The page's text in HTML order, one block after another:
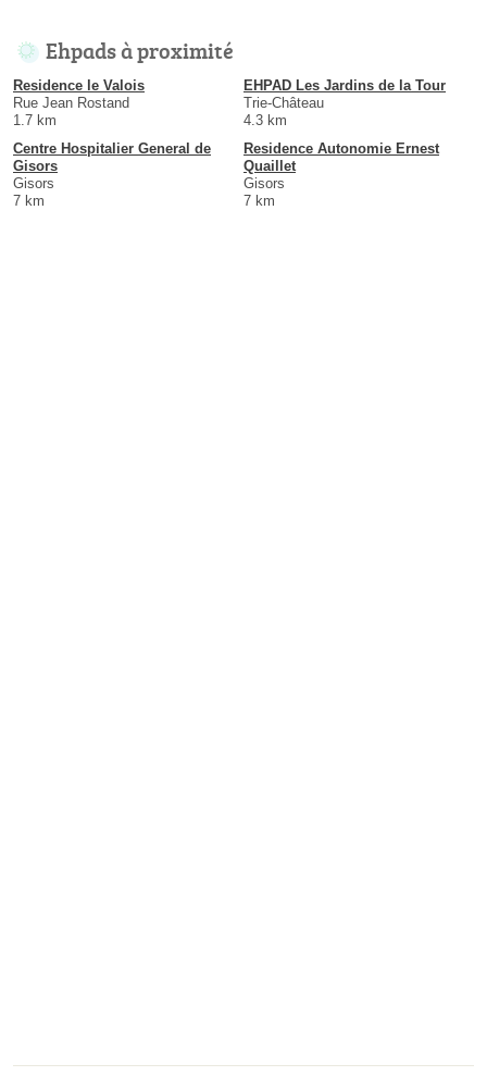
Ehpads à proximité
Residence le Valois
Rue Jean Rostand
1.7 km
EHPAD Les Jardins de la Tour
Trie-Château
4.3 km
Centre Hospitalier General de
Gisors
Gisors
7 km
Residence Autonomie Ernest
Quaillet
Gisors
7 km